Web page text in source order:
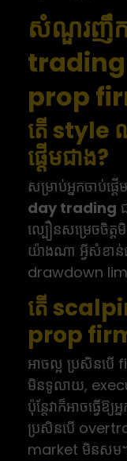
សំណួរញឹក
prop
តើ style
ផ្តើមជាង?
សម្រាប់អ្នកចាប់ផ្តើ
day trading
ល្បឿនសម្រេចចិត្
យ៉ាងណា អ្វីសំខាន់
drawdown
តើ
prop
អាចល្អ ប្រសិនប
មិនទូលាយ,
ប៉ុន្តែវាក៏អាចធ្វ
ប្រសិនបើ
market មិនសម